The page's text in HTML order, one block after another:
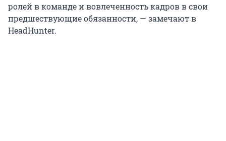
ролей в команде и вовлеченность кадров в свои
предшествующие обязанности, — замечают в
HeadHunter.